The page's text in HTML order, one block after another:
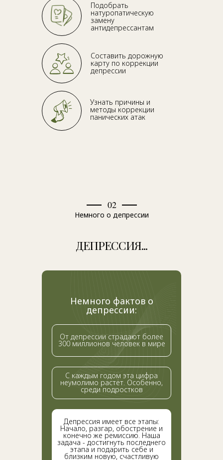
Подобрать
натуропатическую
замену
антидепрессантам
Составить дорожную
карту по коррекции
депрессии
Узнать причины и
методы коррекции
панических атак
Депрессия имеет все этапы:
Начало, разгар, обострение и
конечно же ремиссию. Наша
задача - достигнуть последнего
этапа и подарить себе и
близким новую, счастливую
С каждым годом эта цифра
неумолимо растёт. Особенно,
среди подростков
От депрессии страдают более
300 миллионов человек в мире
ДЕПРЕССИЯ...
02
Немного о депрессии
Немного фактов о
депрессии: